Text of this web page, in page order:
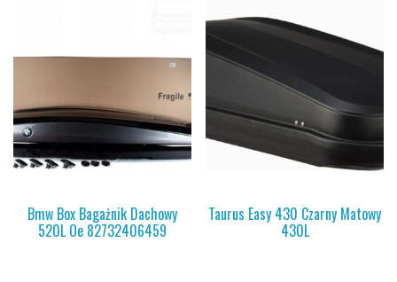
Bmw Box Bagażnik Dachowy
520L Oe 82732406459
Taurus Easy 430 Czarny Matowy
430L